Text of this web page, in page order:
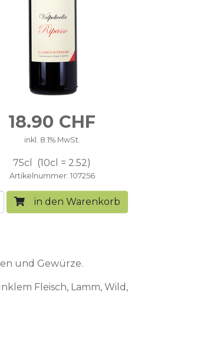
18.90 CHF
inkl. 8.1% MwSt.
75cl 10cl = 2.52
Artikelnummer 107256
in den Warenkorb
und Gewürze.
Fleisch, Lamm, Wild,